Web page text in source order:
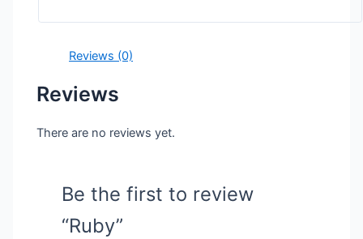
Reviews (0)
Reviews
There are no reviews yet.
Be the first to review
“Ruby”